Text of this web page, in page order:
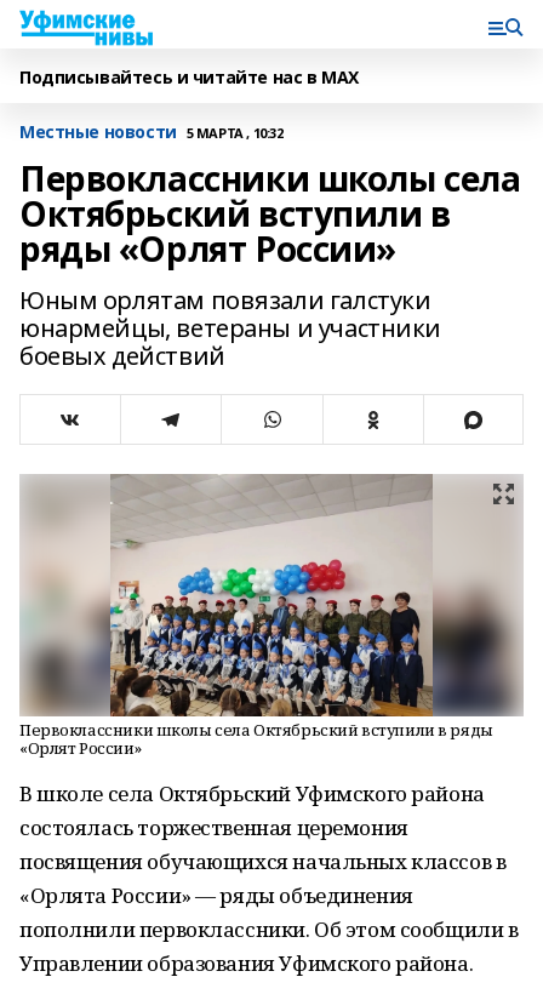
Подписывайтесь и читайте нас в MAX
Местные новости 5 МАРТА , 10:32
Первоклассники школы села
Октябрьский вступили в
ряды «Орлят России»
Юным орлятам повязали галстуки
юнармейцы, ветераны и участники
боевых действий
Первоклассники школы села Октябрьский вступили в ряды
«Орлят России»
В школе села Октябрьский Уфимского района
состоялась торжественная церемония
посвящения обучающихся начальных классов в
«Орлята России» — ряды объединения
пополнили первоклассники. Об этом сообщили в
Управлении образования Уфимского района.